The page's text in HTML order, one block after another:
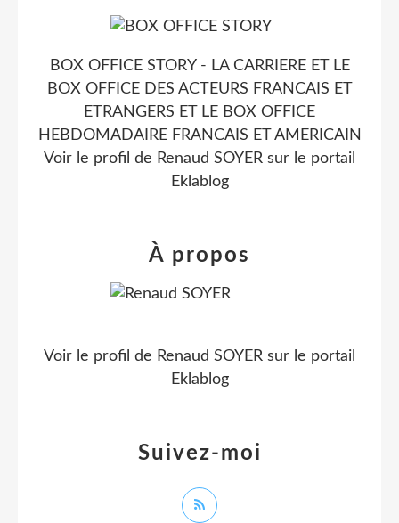
BOX OFFICE STORY - LA CARRIERE ET LE
BOX OFFICE DES ACTEURS FRANCAIS ET
ETRANGERS ET LE BOX OFFICE
HEBDOMADAIRE FRANCAIS ET AMERICAIN
Voir le profil de Renaud SOYER sur le portail
Eklablog
Suivez-moi
À propos
Voir le profil de Renaud SOYER sur le portail
Eklablog